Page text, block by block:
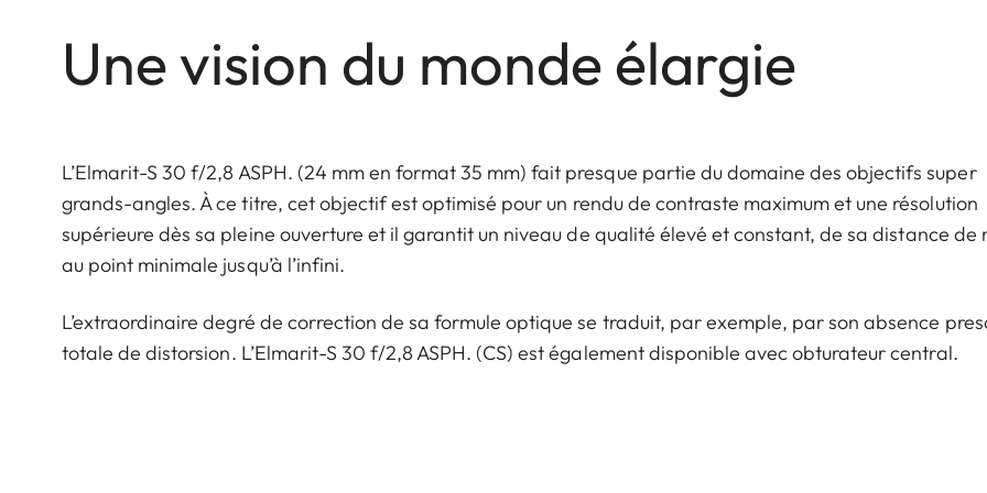
Une vision du monde élargie
L’Elmarit-S 30 f/2,8 ASPH. (24 mm en format 35 mm) fait presque partie du domaine des objectifs super
grands-angles. À ce titre, cet objectif est optimisé pour un rendu de contraste maximum et une résolution
supérieure dès sa pleine ouverture et il garantit un niveau de qualité élevé et constant, de sa distance de
au point minimale jusqu’à l’infini.
L’extraordinaire degré de correction de sa formule optique se traduit, par exemple, par son absence
totale de distorsion. L’Elmarit-S 30 f/2,8 ASPH. (CS) est également disponible avec obturateur central.